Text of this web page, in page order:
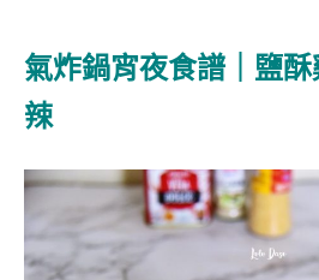
氣炸鍋宵夜食譜｜鹽
辣